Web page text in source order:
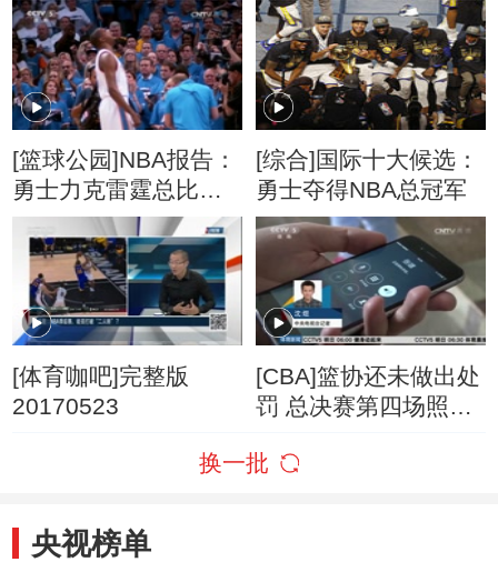
[篮球公园]NBA报告：
勇士力克雷霆总比分
2:3
[综合]国际十大候选：
勇士夺得NBA总冠军
[体育咖吧]完整版
20170523
[CBA]篮协还未做出处
罚 总决赛第四场照常
换一批
央视榜单